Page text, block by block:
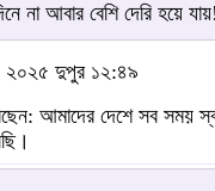
না আবার বেশি দেরি হয়ে
২০২৫ দুপুর ১২:৪৯
আমাদের দেশে সব সময়